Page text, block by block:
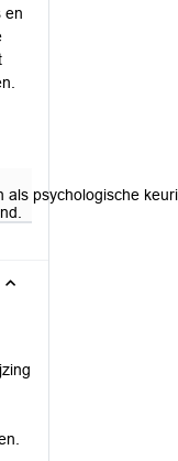
en
psychologische